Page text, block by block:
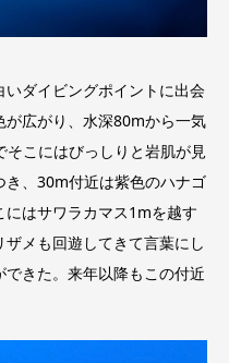
いダイビングポイントに出会
が広がり、水深80mから一気
こにはびっしりと岩肌が見
き、30m付近は紫色のハナゴ
はサワラカマス1mを越す
メも回遊してきて言葉にし
きた。来年以降もこの付近